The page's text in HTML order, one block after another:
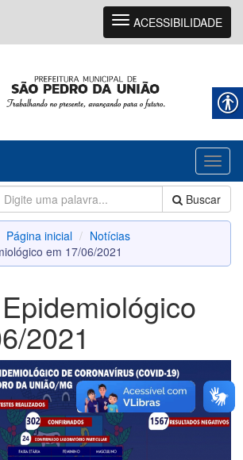
Navegação
ACESSIBILIDADE
Buscar
Página inicial
Notícias
em 17/06/2021
2021